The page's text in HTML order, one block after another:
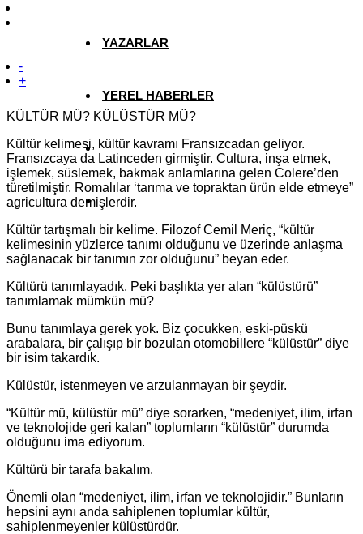
YAZARLAR
YEREL HABERLER
-
+
KÜLTÜR MÜ? KÜLÜSTÜR MÜ?
Kültür kelimesi, kültür kavramı Fransızcadan geliyor.
Fransızcaya da Latinceden girmiştir. Cultura, inşa etmek,
işlemek, süslemek, bakmak anlamlarına gelen Colere’den
türetilmiştir. Romalılar ‘tarıma ve topraktan ürün elde etmeye”
agricultura demişlerdir.
Kültür tartışmalı bir kelime. Filozof Cemil Meriç, “kültür
kelimesinin yüzlerce tanımı olduğunu ve üzerinde anlaşma
sağlanacak bir tanımın zor olduğunu” beyan eder.
Kültürü tanımlayadık. Peki başlıkta yer alan “külüstürü”
tanımlamak mümkün mü?
Bunu tanımlaya gerek yok. Biz çocukken, eski-püskü
arabalara, bir çalışıp bir bozulan otomobillere “külüstür” diye
bir isim takardık.
Külüstür, istenmeyen ve arzulanmayan bir şeydir.
“Kültür mü, külüstür mü” diye sorarken, “medeniyet, ilim, irfan
ve teknolojide geri kalan” toplumların “külüstür” durumda
olduğunu ima ediyorum.
Kültürü bir tarafa bakalım.
Önemli olan “medeniyet, ilim, irfan ve teknolojidir.” Bunların
hepsini aynı anda sahiplenen toplumlar kültür,
sahiplenmeyenler külüstürdür.